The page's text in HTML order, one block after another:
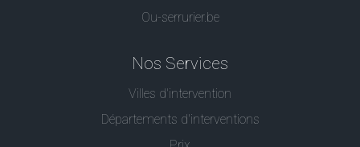
Ou-serrurier.be
Nos Services
Villes d'intervention
Départements d'interventions